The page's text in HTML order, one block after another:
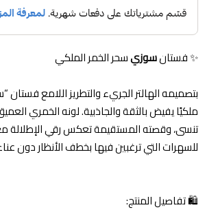
✨ فستانسوزيسحر الخمر الملكي
بتصميمه الهالتر الجريء والتطريز اللامع
ملكيًا يفيض بالثقة والجاذبية. لونه الخمري
تنسى، وقصته المستقيمة تعكس رقي الإطلالة
للسهرات التي ترغبين فيها بخطف الأنظار دون
🛍️ تفاصيل المنتج: